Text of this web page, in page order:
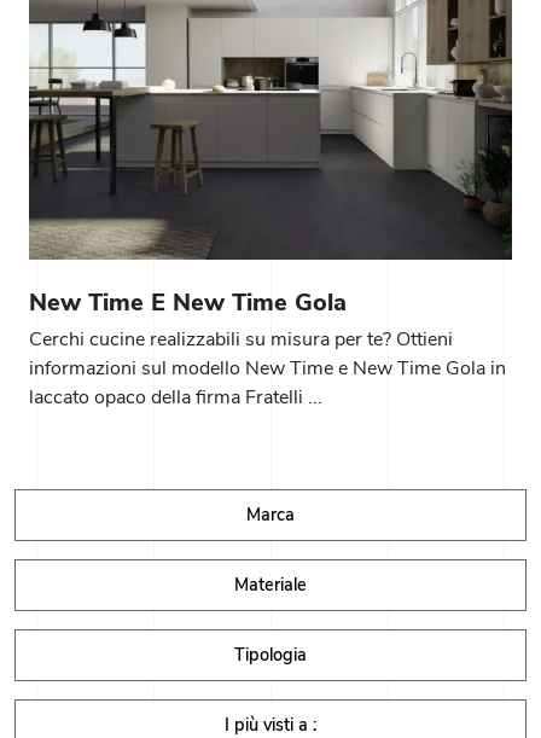
New Time E New Time Gola
Cerchi cucine realizzabili su misura per te? Ottieni
informazioni sul modello New Time e New Time Gola in
laccato opaco della firma Fratelli ...
Marca
Materiale
Tipologia
I più visti a :